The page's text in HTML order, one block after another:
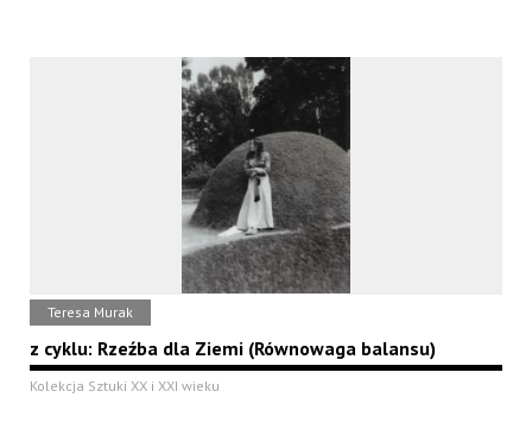
Teresa Murak
z cyklu: Rzeźba dla Ziemi (Równowaga balansu)
Kolekcja Sztuki XX i XXI wieku